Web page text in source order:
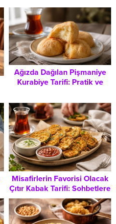
Ağızda Dağılan Pişmaniye
Kurabiye Tarifi: Pratik ve
Misafirlerin Favorisi Olacak
Çıtır Kabak Tarifi: Sohbetlere
Eşlik Eden Pratik Atıştırmalık